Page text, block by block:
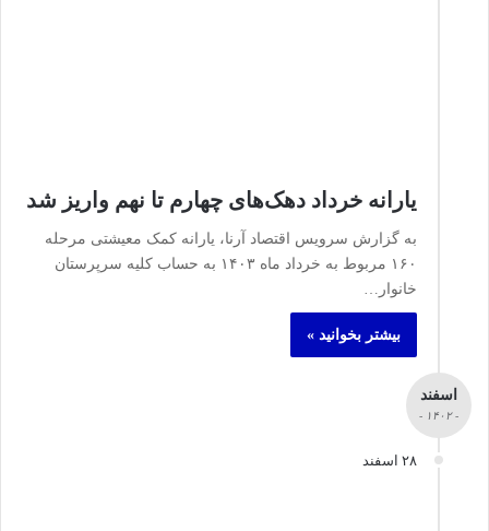
یارانه خرداد دهک‌های چهارم تا نهم واریز شد
به گزارش سرویس اقتصاد آرنا، یارانه کمک معیشتی مرحله
۱۶۰ مربوط به خرداد ماه ۱۴۰۳ به حساب کلیه سرپرستان
خانوار…
بیشتر بخوانید »
اسفند
- ۱۴۰۲ -
۲۸ اسفند